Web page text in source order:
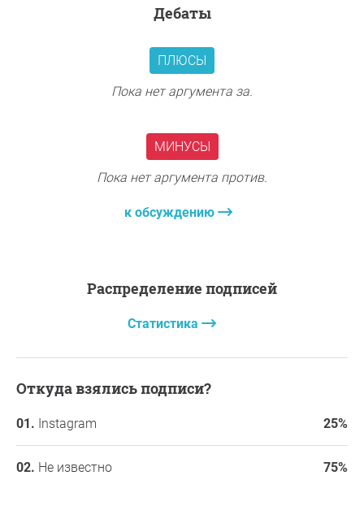
дебаты
ПЛЮСЫ
Пока нет аргумента за.
МИНУСЫ
Пока нет аргумента против.
к обсуждению
Распределение подписей
Статистика
Откуда взялись подписи?
Instagram 25%
Не известно 75%